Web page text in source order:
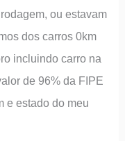
ou estavam
dos carros 0km
incluindo carro na
de 96% da FIPE
e estado do meu